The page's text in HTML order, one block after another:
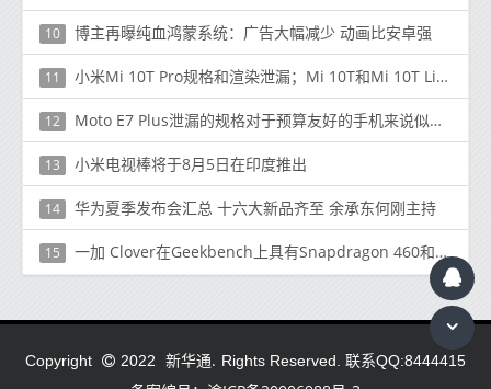
10 博主再曝纯血鸿蒙系统：广告大幅减少 动画比安卓强
11 小米Mi 10T Pro规格和渲染泄漏；Mi 10T和Mi 10T Lite也来了
12 Moto E7 Plus泄漏的规格对于预算友好的手机来说似乎很完美
13 小米电视棒将于8月5日在印度推出
14 华为夏季发布会汇总 十六大新品齐至 余承东何刚主持
15 一加 Clover在Geekbench上具有Snapdragon 460和4GB RAM表面
Copyright 2022 新华通. Rights Reserved. 联系QQ:8444415